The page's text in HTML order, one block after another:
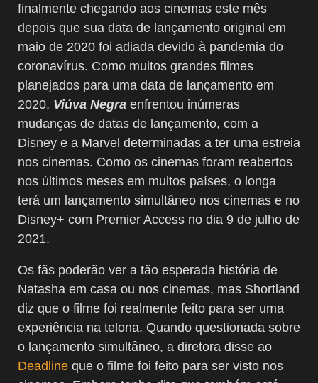
finalmente chegando aos cinemas este mês
depois que sua data de lançamento original em
maio de 2020 foi adiada devido à pandemia do
coronavírus. Como muitos grandes filmes
planejados para uma data de lançamento em
2020, Viúva Negra enfrentou inúmeras
mudanças de datas de lançamento, com a
Disney e a Marvel determinadas a ter uma estreia
nos cinemas. Como os cinemas foram reabertos
nos últimos meses em muitos países, o longa
terá um lançamento simultâneo nos cinemas e no
Disney+ com Premier Access no dia 9 de julho de
2021.
Os fãs poderão ver a tão esperada história de
Natasha em casa ou nos cinemas, mas Shortland
diz que o filme foi realmente feito para ser uma
experiência na telona. Quando questionada sobre
o lançamento simultâneo, a diretora disse ao
Deadline que o filme foi feito para ser visto nos